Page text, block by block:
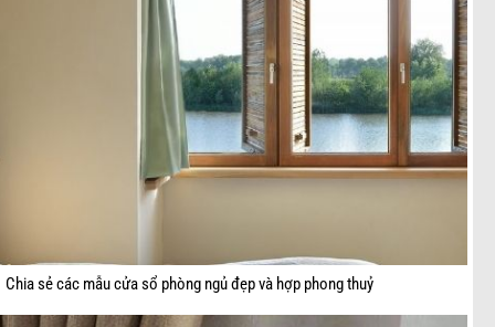
Chia sẻ các mẫu cửa sổ phòng ngủ đẹp và hợp phong thuỷ